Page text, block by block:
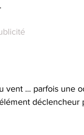
vent ... parfois une